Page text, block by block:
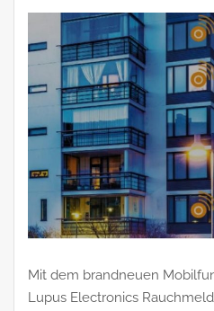
Mit dem brandneuen
Lupus Electronics